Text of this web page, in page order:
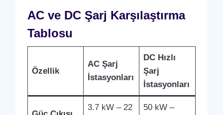
AC ve DC Şarj Karşılaştırma
Tablosu
Özellik
AC Şarj
İstasyonları
DC Hızlı
Şarj
İstasyonları
3.7 kW – 22 50 kW –